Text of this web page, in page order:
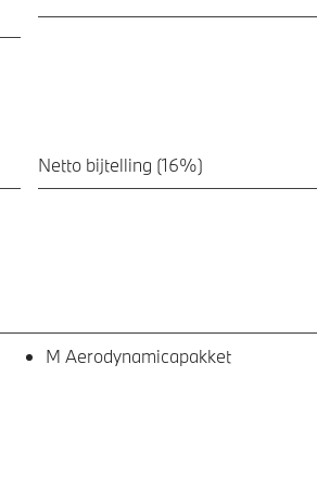
Netto bijtelling (16%)
M Aerodynamicapakket